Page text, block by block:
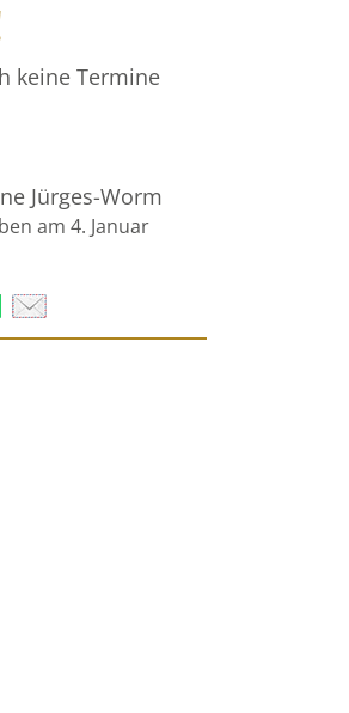
keine Termine
Jürges-Worm
am 4. Januar